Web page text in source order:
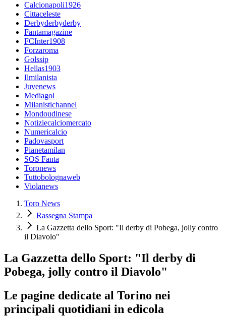
Calcionapoli1926
Cittaceleste
Derbyderbyderby
Fantamagazine
FCInter1908
Forzaroma
Golssip
Hellas1903
Ilmilanista
Juvenews
Mediagol
Milanistichannel
Mondoudinese
Notiziecalciomercato
Numericalcio
Padovasport
Pianetamilan
SOS Fanta
Toronews
Tuttobolognaweb
Violanews
Toro News
Rassegna Stampa
La Gazzetta dello Sport: "Il derby di Pobega, jolly contro
il Diavolo"
La Gazzetta dello Sport: "Il derby di
Pobega, jolly contro il Diavolo"
Le pagine dedicate al Torino nei
principali quotidiani in edicola